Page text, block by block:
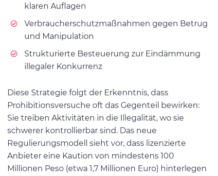
klaren Auflagen
Verbraucherschutzmaßnahmen gegen Betrug
und Manipulation
Strukturierte Besteuerung zur Eindämmung
illegaler Konkurrenz
Diese Strategie folgt der Erkenntnis, dass
Prohibitionsversuche oft das Gegenteil bewirken:
Sie treiben Aktivitäten in die Illegalität, wo sie
schwerer kontrollierbar sind. Das neue
Regulierungsmodell sieht vor, dass lizenzierte
Anbieter eine Kaution von mindestens 100
Millionen Peso (etwa 1,7 Millionen Euro) hinterlegen